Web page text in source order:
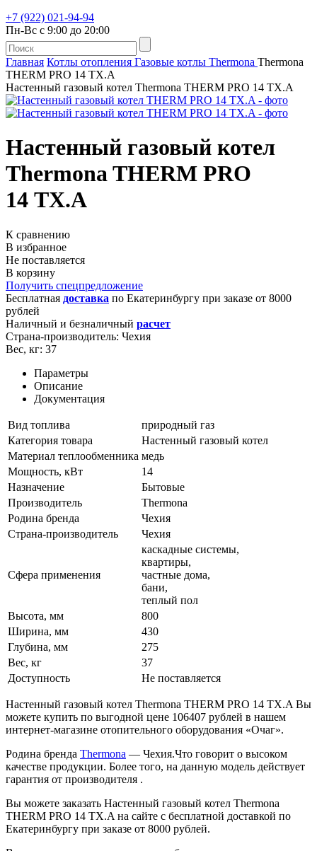
+7 (922) 021-94-94
Пн-Вс с 9:00 до 20:00
Главная Котлы отопления Газовые котлы Thermona Thermona
THERM PRO 14 TX.A
Настенный газовый котел Thermona THERM PRO 14 TX.A
Настенный газовый котел
Thermona THERM PRO
14 TX.A
К сравнению
В избранное
Не поставляется
В корзину
Получить спецпредложение
Бесплатная доставка по Екатеринбургу при заказе от 8000
рублей
Наличный и безналичный расчет
Страна-производитель: Чехия
Вес, кг: 37
Параметры
Описание
Документация
Вид топлива
природный газ
Категория товара
Настенный газовый котел
Материал теплообменника медь
Мощность, кВт
14
Назначение
Бытовые
Производитель
Thermona
Родина бренда
Чехия
Страна-производитель
Чехия
Сфера применения
каскадные системы,
квартиры,
частные дома,
бани,
теплый пол
Высота, мм
800
Ширина, мм
430
Глубина, мм
275
Вес, кг
37
Доступность
Не поставляется
Настенный газовый котел Thermona THERM PRO 14 TX.A Вы
можете купить по выгодной цене 106407 рублей в нашем
интернет-магазине отопительного оборудования «Очаг».
Родина бренда Thermona — Чехия.Что говорит о высоком
качестве продукции. Более того, на данную модель действует
гарантия от производителя .
Вы можете заказать Настенный газовый котел Thermona
THERM PRO 14 TX.A на сайте с бесплатной доставкой по
Екатеринбургу при заказе от 8000 рублей.